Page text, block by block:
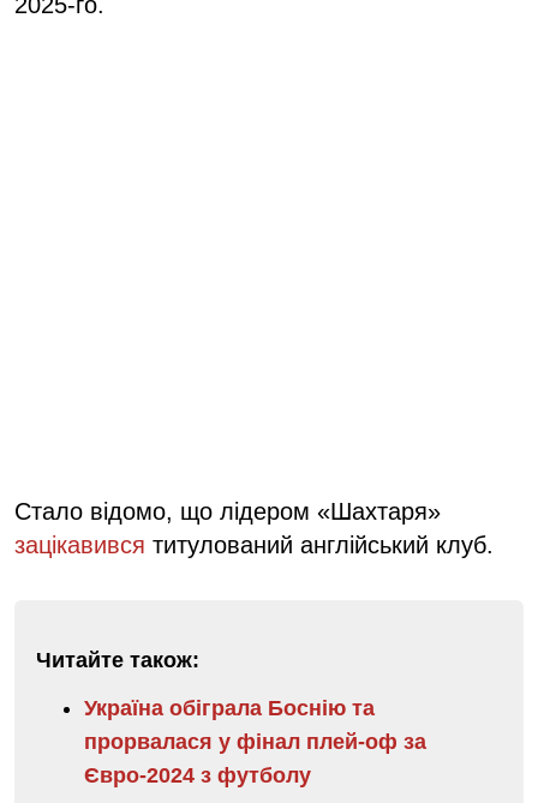
Стало відомо, що лідером «Шахтаря»
зацікавився титулований англійський клуб.
Читайте також:
Україна обіграла Боснію та
прорвалася у фінал плей-оф за
Євро-2024 з футболу